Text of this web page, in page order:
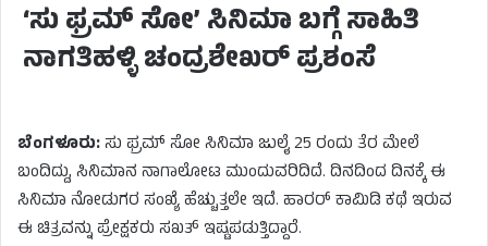
‘ಸು ಫ್ರಮ್​ ಸೋ’ ಸಿನಿಮಾ ಬಗ್ಗೆ ಸಾಹಿತಿ
ನಾಗತಿಹಳ್ಳಿ ಚಂದ್ರಶೇಖರ್​ ಪ್ರಶಂಸೆ
ಬೆಂಗಳೂರು:ಸು ಫ್ರಮ್​ ಸೋ ಸಿನಿಮಾ ಜುಲೈ 25 ರಂದು ತೆರ ಮೇಲೆ
ಬಂದಿದ್ದು, ಸಿನಿಮಾನ ನಾಗಾಲೋಟ ಮುಂದುವರಿದಿದೆ. ದಿನದಿಂದ ದಿನಕ್ಕೆ ಈ
ಸಿನಿಮಾ ನೋಡುಗರ ಸಂಖ್ಯೆ ಹೆಚ್ಚುತ್ತಲೇ ಇದೆ. ಹಾರರ್ ಕಾಮಿಡಿ ಕಥೆ ಇರುವ
ಈ ಚಿತ್ರವನ್ನು ಪ್ರೇಕ್ಷಕರು ಸಖತ್​ ಇಷ್ಟಪಡುತ್ತಿದ್ದಾರೆ.